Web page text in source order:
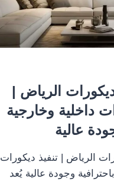
الرياض |
داخلية وخارجية
عالية
الرياض | تنفيذ ديكورات
وجودة عالية يُعد